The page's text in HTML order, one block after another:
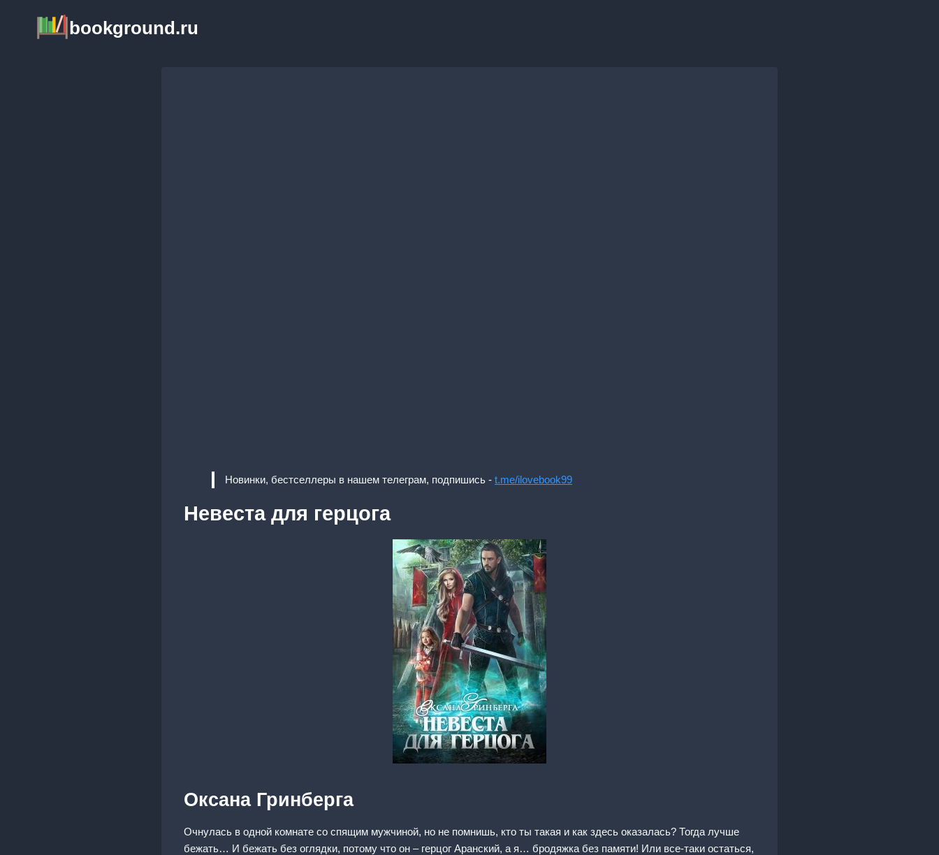
содержимому
bookground.ru
Новинки, бестселлеры в нашем телеграм, подпишись - t.me/ilovebook99
Невеста для герцога
Оксана Гринберга
Очнулась в одной комнате со спящим мужчиной, но не помнишь, кто ты такая и как здесь оказалась? Тогда лучше
бежать… И бежать без оглядки, потому что он – герцог Аранский, а я… бродяжка без памяти! Или все-таки остаться,